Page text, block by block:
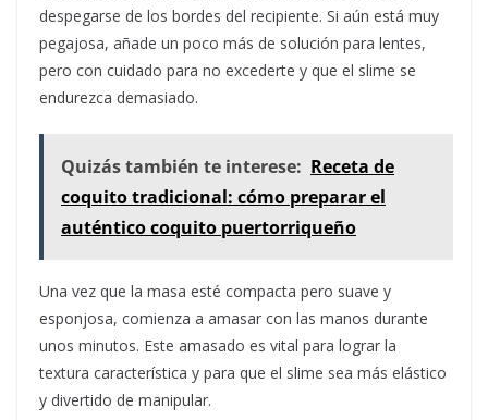
despegarse de los bordes del recipiente. Si aún está muy
pegajosa, añade un poco más de solución para lentes,
pero con cuidado para no excederte y que el slime se
endurezca demasiado.
Quizás también te interese: Receta de
coquito tradicional: cómo preparar el
auténtico coquito puertorriqueño
Una vez que la masa esté compacta pero suave y
esponjosa, comienza a amasar con las manos durante
unos minutos. Este amasado es vital para lograr la
textura característica y para que el slime sea más elástico
y divertido de manipular.